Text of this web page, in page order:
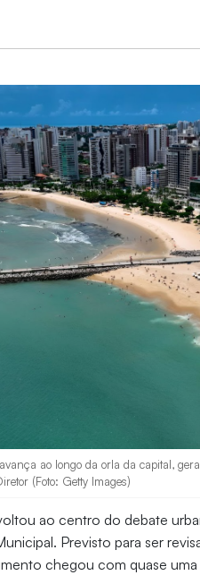
ao longo da orla da capital,
(Foto: Getty Images)
ao centro do debate
Previsto para ser
chegou com quase